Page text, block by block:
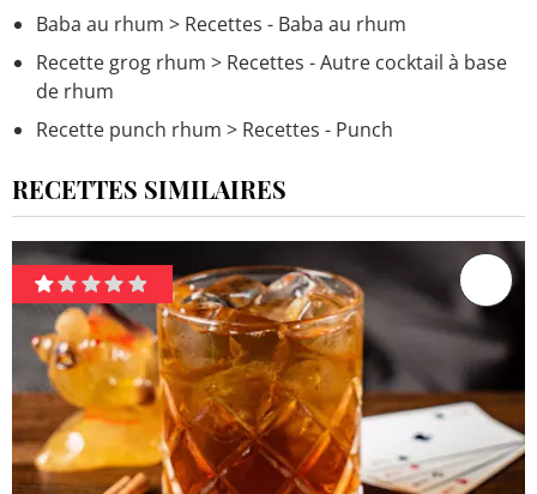
Baba au rhum > Recettes - Baba au rhum
Recette grog rhum > Recettes - Autre cocktail à base
de rhum
Recette punch rhum > Recettes - Punch
RECETTES SIMILAIRES